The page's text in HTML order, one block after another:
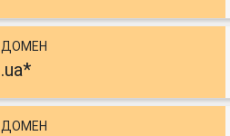
ДОМЕН
.ua*
ДОМЕН